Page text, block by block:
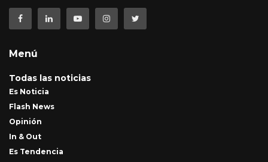
Menú
Todas las noticias
Es Noticia
Flash News
Opinión
In & Out
Es Tendencia